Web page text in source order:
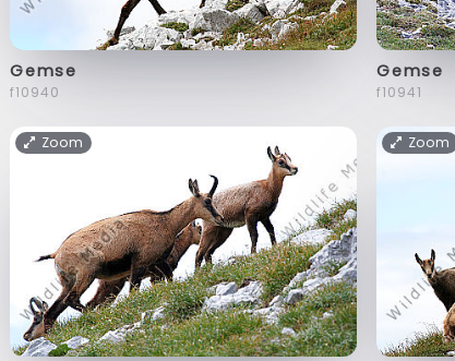
Gemse
f10940
Gemse
f10941
Zoom Zoom